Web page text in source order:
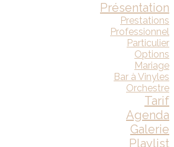
Présentation
Prestations
Professionnel
Particulier
Options
Mariage
Bar à Vinyles
Orchestre
Tarif
Agenda
Galerie
Playlist